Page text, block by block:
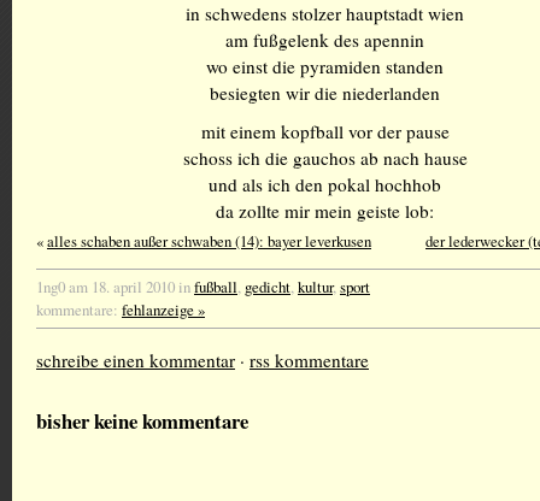
in schwedens stolzer hauptstadt wien
am fußgelenk des apennin
wo einst die pyramiden standen
besiegten wir die niederlanden
mit einem kopfball vor der pause
schoss ich die gauchos ab nach hause
und als ich den pokal hochhob
da zollte mir mein geiste lob:
«alles schaben außer schwaben (14): bayer leverkusen der lederwecker
1ng0 am 18. april 2010 infußball, gedicht,kultur,sport
kommentare: fehlanzeige »
schreibe einen kommentar · rss kommentare
bisher keine kommentare